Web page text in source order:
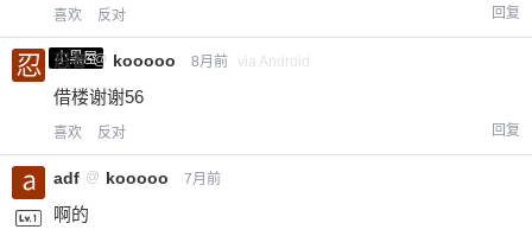
喜欢 反对 回复
小黑屋
忍者 @ kooooo 8月前 via Android
借楼谢谢56
喜欢 反对 回复
adf @ kooooo 7月前
啊的